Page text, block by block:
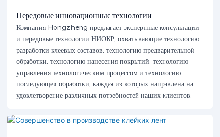
Передовые инновационные технологии
Компания Hongzheng предлагает экспертные консультации
и передовые технологии НИОКР, охватывающие технологию
разработки клеевых составов, технологию предварительной
обработки, технологию нанесения покрытий, технологию
управления технологическим процессом и технологию
последующей обработки, каждая из которых направлена ​​на
удовлетворение различных потребностей наших клиентов.